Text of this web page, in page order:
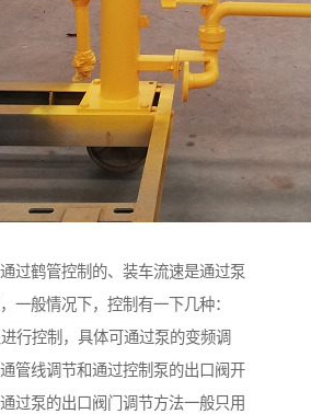
过鹤管控制的、装车流速是通过泵
一般情况下，控制有一下几种：
行控制，具体可通过泵的变频调
管线调节和通过控制泵的出口阀开
过泵的出口阀门调节方法一般只用